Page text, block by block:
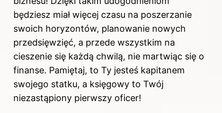
będziesz miał więcej czasu na poszerzanie
swoich horyzontów, planowanie nowych
przedsięwzięć, a przede wszystkim na
cieszenie się każdą chwilą, nie martwiąc się o
finanse. Pamiętaj, to Ty jesteś kapitanem
swojego statku, a księgowy to Twój
niezastąpiony pierwszy oficer!